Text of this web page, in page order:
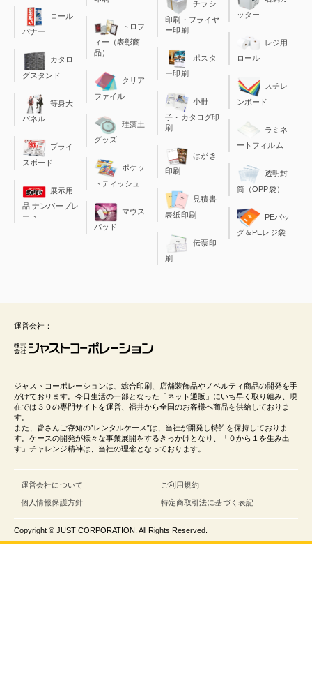
ロール
バナー
カタロ
グスタンド
等身大
パネル
プライ
スボード
展示用
品 ナンバープレ
ート
トロフ
ィー（表彰商
品）
クリア
ファイル
珪藻土
グッズ
ポケッ
トティッシュ
マウス
パッド
チラシ
印刷・フライヤ
ー印刷
ポスタ
ー印刷
小冊
子・カタログ印
刷
はがき
印刷
見積書
表紙印刷
伝票印
刷
ッター
レジ用
ロール
スチレ
ンボード
ラミネ
ートフィルム
透明封
筒（OPP袋）
PEバッ
グ＆PEレジ袋
運営会社：
ジャストコーポレーションは、総合印刷、店舗装飾品やノベルティ商品の開発を手
がけております。今日生活の一部となった「ネット通販」にいち早く取り組み、現
在では３０の専門サイトを運営、福井から全国のお客様へ商品を供給しておりま
す。
また、皆さんご存知の”レンタルケース”は、当社が開発し特許を保持しておりま
す。ケースの開発が様々な事業展開をするきっかけとなり、「０から１を生み出
す」チャレンジ精神は、当社の理念となっております。
運営会社について
個人情報保護方針
ご利用規約
特定商取引法に基づく表記
Copyright © JUST CORPORATION. All Rights Reserved.